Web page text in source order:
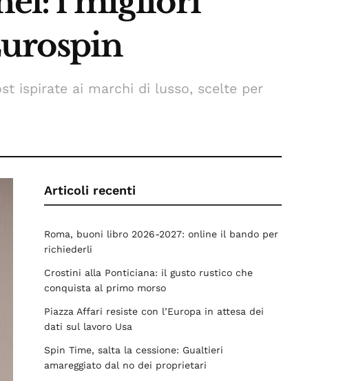
ispirate ai marchi di lusso, scelte per
Articoli recenti
Roma, buoni libro 2026-2027: online il bando per
richiederli
Crostini alla Ponticiana: il gusto rustico che
conquista al primo morso
Piazza Affari resiste con l’Europa in attesa dei
dati sul lavoro Usa
Spin Time, salta la cessione: Gualtieri
amareggiato dal no dei proprietari